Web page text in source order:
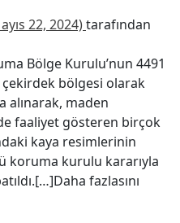
22, 2024)tarafından
Bölge Kurulu’nun 4491
çekirdek bölgesi olarak
alınarak, maden
faaliyet gösteren birçok
kaya resimlerinin
koruma kurulu kararıyla
fazlasını